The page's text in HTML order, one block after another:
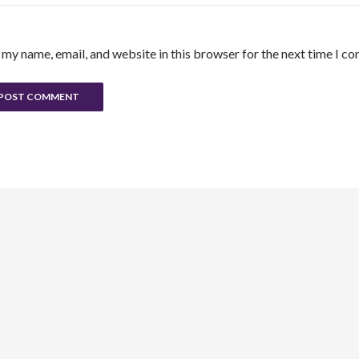
my name, email, and website in this browser for the next time I